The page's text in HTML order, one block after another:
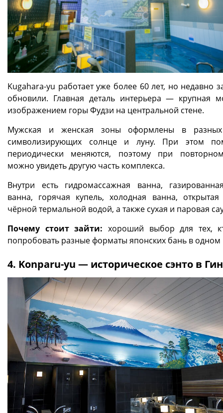
Kugahara-yu работает уже более 60 лет, но недавно
обновили. Главная деталь интерьера — крупная
изображением горы Фудзи на центральной стене.
Мужская и женская зоны оформлены в разных
символизирующих солнце и луну. При этом
периодически меняются, поэтому при
можно увидеть другую часть комплекса.
Внутри есть гидромассажная ванна,
ванна, горячая купель, холодная ванна,
чёрной термальной водой, а также сухая и паровая
Почему стоит зайти: хороший выбор для тех,
попробовать разные форматы японских бань в одном
4. Konparu-yu — историческое сэнто в